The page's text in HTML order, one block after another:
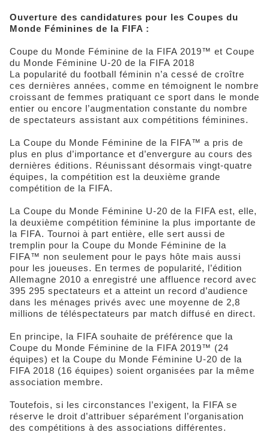
Ouverture des candidatures pour les Coupes du
Monde Féminines de la FIFA :
Coupe du Monde Féminine de la FIFA 2019™ et Coupe
du Monde Féminine U-20 de la FIFA 2018
La popularité du football féminin n’a cessé de croître
ces dernières années, comme en témoignent le nombre
croissant de femmes pratiquant ce sport dans le monde
entier ou encore l’augmentation constante du nombre
de spectateurs assistant aux compétitions féminines.
La Coupe du Monde Féminine de la FIFA™ a pris de
plus en plus d’importance et d’envergure au cours des
dernières éditions. Réunissant désormais vingt-quatre
équipes, la compétition est la deuxième grande
compétition de la FIFA.
La Coupe du Monde Féminine U-20 de la FIFA est, elle,
la deuxième compétition féminine la plus importante de
la FIFA. Tournoi à part entière, elle sert aussi de
tremplin pour la Coupe du Monde Féminine de la
FIFA™ non seulement pour le pays hôte mais aussi
pour les joueuses. En termes de popularité, l’édition
Allemagne 2010 a enregistré une affluence record avec
395 295 spectateurs et a atteint un record d’audience
dans les ménages privés avec une moyenne de 2,8
millions de téléspectateurs par match diffusé en direct.
En principe, la FIFA souhaite de préférence que la
Coupe du Monde Féminine de la FIFA 2019™ (24
équipes) et la Coupe du Monde Féminine U-20 de la
FIFA 2018 (16 équipes) soient organisées par la même
association membre.
Toutefois, si les circonstances l’exigent, la FIFA se
réserve le droit d’attribuer séparément l’organisation
des compétitions à des associations différentes.